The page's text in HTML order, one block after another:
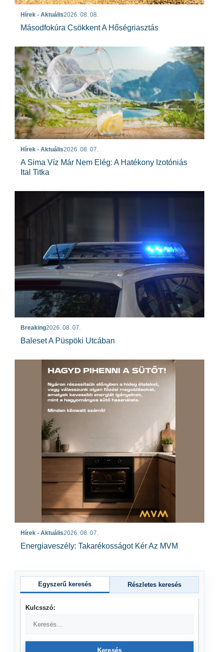
Hírek - Aktuális2026. 08. 08.
Másodfokúra Csökkent A Hőségriasztás
Hírek - Aktuális2026. 08. 07.
A Sima Víz Már Nem Elég: A Hatékony Izotóniás
Ital Titka
Breaking2026. 08. 07.
Baleset A Püspöki Utcában
Hírek - Aktuális2026. 08. 07.
Energiaveszély: Takarékosságot Kér Az MVM
Egyszerű keresés Részletes keresés
Kulcsszó:
Keresés